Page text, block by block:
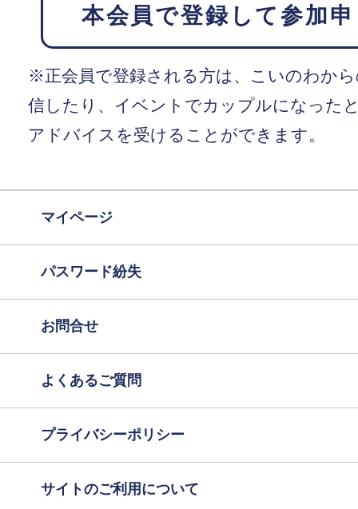
本会員で登録して参加
※正会員で登録される方は、こいのわか
信したり、イベントでカップルになった
アドバイスを受けることができます。
マイページ
パスワード紛失
お問合せ
よくあるご質問
プライバシーポリシー
サイトのご利用について